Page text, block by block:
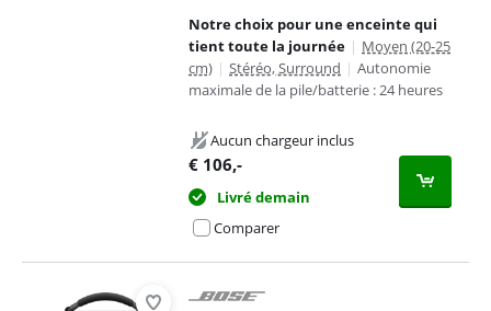
Notre choix pour une enceinte qui
tient toute la journée | Moyen (20-25
cm) | Stéréo, Surround | Autonomie
maximale de la pile/batterie : 24 heures
Aucun chargeur inclus
€ 106,-
Livré demain
Comparer